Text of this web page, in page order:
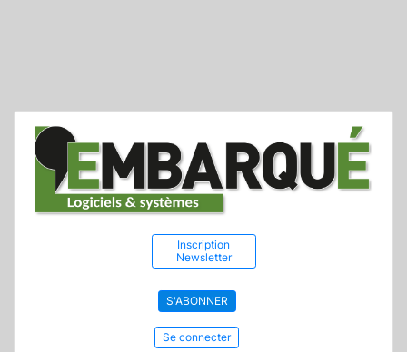
Inscription
Newsletter
S'ABONNER
Se connecter